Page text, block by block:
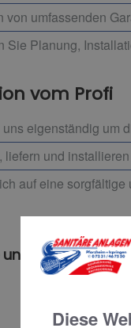
von umfassenden
Sie Planung,
vom Profi
eigenständig um
liefern und
auf eine
uns für eine
Diese